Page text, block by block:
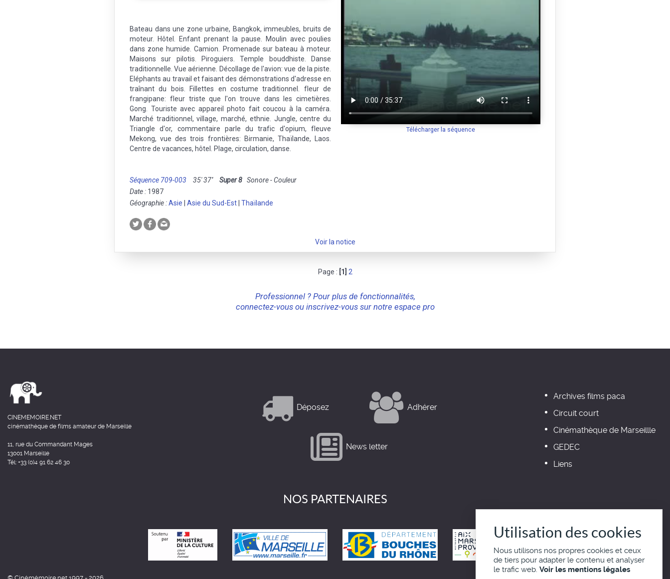
Télécharger la séquence
Bateau dans une zone urbaine, Bangkok, immeubles, bruits de
moteur. Hôtel. Enfant prenant la pause. Moulin avec poulies
dans zone humide. Camion. Promenade sur bateau à moteur.
Maisons sur pilotis. Piroguiers. Temple bouddhiste. Danse
traditionnelle. Vue aérienne. Décollage de l'avion: vue de la piste.
Eléphants au travail et faisant des démonstrations d'adresse en
traînant du bois. Fillettes en costume traditionnel. fleur de
frangipane: fleur triste que l'on trouve dans les cimetières.
Gong. Touriste avec appareil photo fait coucou à la caméra.
Marché traditionnel, village, marché, ethnie. Jungle, centre du
Triangle d'or, commentaire parle du trafic d'opium, fleuve
Mekong, vue des trois frontières: Birmanie, Thaïlande, Laos.
Centre de vacances, hôtel. Plage, circulation, danse.
Séquence 709-003 35' 37'' Super 8 Sonore - Couleur
Date : 1987
Géographie :Asie Asie du Sud-Est Thaïlande
Voir la notice
Page : [1] 2
Professionnel ? Pour plus de fonctionnalités,
connectez-vous ou inscrivez-vous sur notre espace pro
CINEMEMOIRE.NET
cinémathèque de films amateur de Marseille
11, rue du Commandant Mages
13001 Marseille
Tél: +33 (0)4 91 62 46 30
Déposez Adhérer
News letter
Archives films paca
Circuit court
Cinémathèque de Marseillle
GEDEC
Liens
NOS PARTENAIRES
Utilisation des cookies
Nous utilisons nos propres cookies et ceux
de tiers pour adapter le contenu et analyser
le trafic web. Voir les mentions légales